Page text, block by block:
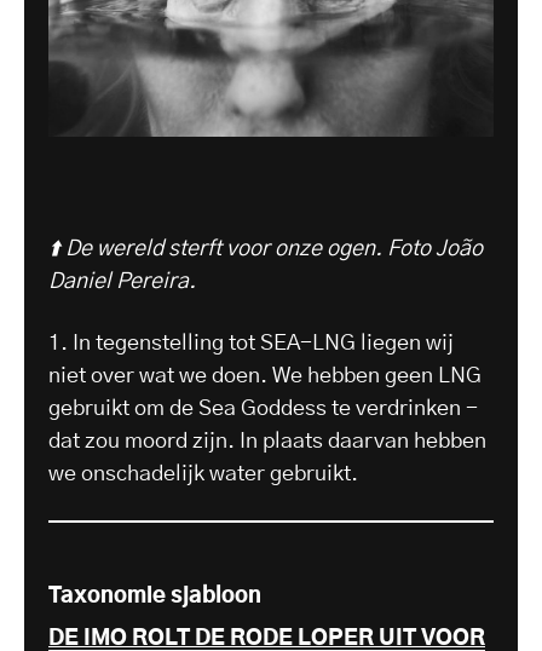
⬆️ De wereld sterft voor onze ogen. Foto João
Daniel Pereira.
1. In tegenstelling tot SEA-LNG liegen wij
niet over wat we doen. We hebben geen LNG
gebruikt om de Sea Goddess te verdrinken -
dat zou moord zijn. In plaats daarvan hebben
we onschadelijk water gebruikt.
Taxonomie sjabloon
DE IMO ROLT DE RODE LOPER UIT VOOR